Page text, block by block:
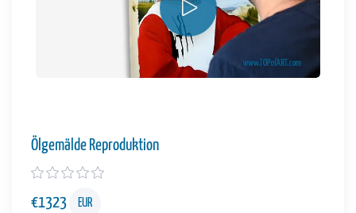
Ölgemälde Reproduktion
€1323 EUR